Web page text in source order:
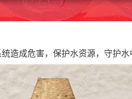
造成危害，保护水资源，守护水